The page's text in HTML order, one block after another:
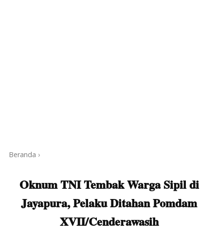
Beranda ›
Oknum TNI Tembak Warga Sipil di
Jayapura, Pelaku Ditahan Pomdam
XVII/Cenderawasih